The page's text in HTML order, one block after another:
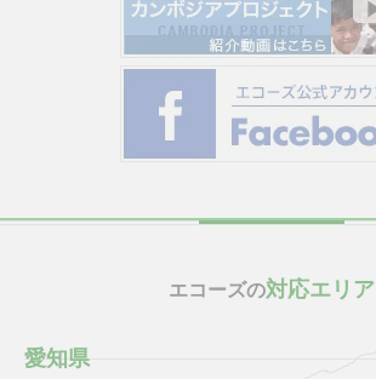
エコーズの対応エリア
愛知県